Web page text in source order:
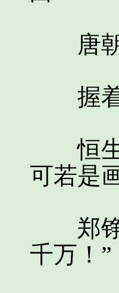
唐朝
握着
恒生
可若是
郑铮
千万！”